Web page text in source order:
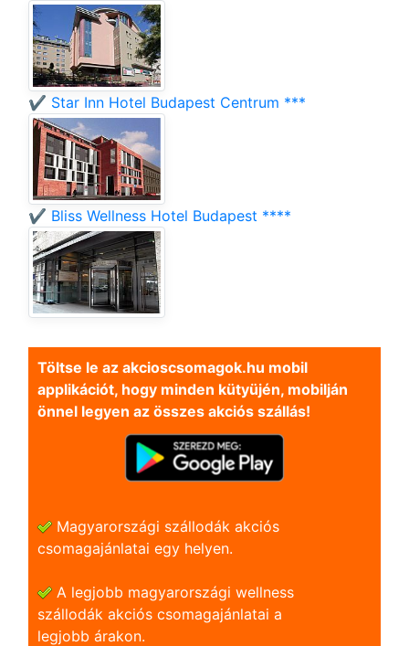
✔️ Star Inn Hotel Budapest Centrum ***
✔️ Bliss Wellness Hotel Budapest ****
Töltse le az akcioscsomagok.hu mobil
applikációt, hogy minden kütyüjén, mobilján
önnel legyen az összes akciós szállás!
Magyarországi szállodák akciós
csomagajánlatai egy helyen.
A legjobb magyarországi wellness
szállodák akciós csomagajánlatai a
legjobb árakon.